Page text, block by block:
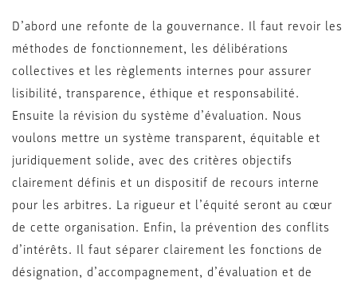
D’abord une refonte de la gouvernance. Il faut revoir les
méthodes de fonctionnement, les délibérations
collectives et les règlements internes pour assurer
lisibilité, transparence, éthique et responsabilité.
Ensuite la révision du système d’évaluation. Nous
voulons mettre un système transparent, équitable et
juridiquement solide, avec des critères objectifs
clairement définis et un dispositif de recours interne
pour les arbitres. La rigueur et l’équité seront au cœur
de cette organisation. Enfin, la prévention des conflits
d’intérêts. Il faut séparer clairement les fonctions de
désignation, d’accompagnement, d’évaluation et de